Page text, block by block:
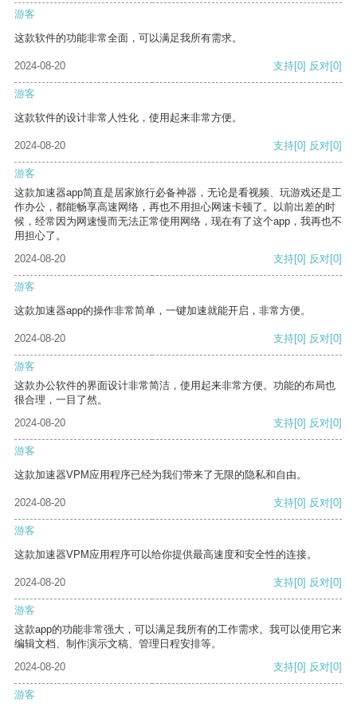
游客
这款软件的功能非常全面，可以满足我所有需求。
2024-08-20 支持[0] 反对[0]
游客
这款软件的设计非常人性化，使用起来非常方便。
2024-08-20 支持[0] 反对[0]
游客
这款加速器app简直是居家旅行必备神器，无论是看视频、玩游戏还是工
作办公，都能畅享高速网络，再也不用担心网速卡顿了。以前出差的时
候，经常因为网速慢而无法正常使用网络，现在有了这个app，我再也不
用担心了。
2024-08-20
支持[0] 反对[0]
游客
这款加速器app的操作非常简单，一键加速就能开启，非常方便。
2024-08-20 支持[0] 反对[0]
游客
这款办公软件的界面设计非常简洁，使用起来非常方便。功能的布局也
很合理，一目了然。
2024-08-20
支持[0] 反对[0]
游客
这款加速器VPM应用程序已经为我们带来了无限的隐私和自由。
2024-08-20 支持[0] 反对[0]
游客
这款加速器VPM应用程序可以给你提供最高速度和安全性的连接。
2024-08-20 支持[0] 反对[0]
游客
这款app的功能非常强大，可以满足我所有的工作需求。我可以使用它来
编辑文档、制作演示文稿、管理日程安排等。
2024-08-20
支持[0] 反对[0]
游客